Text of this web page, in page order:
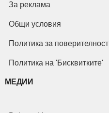
За реклама
Общи условия
Политика за поверителност
Политика на 'Бисквитките'
МЕДИИ